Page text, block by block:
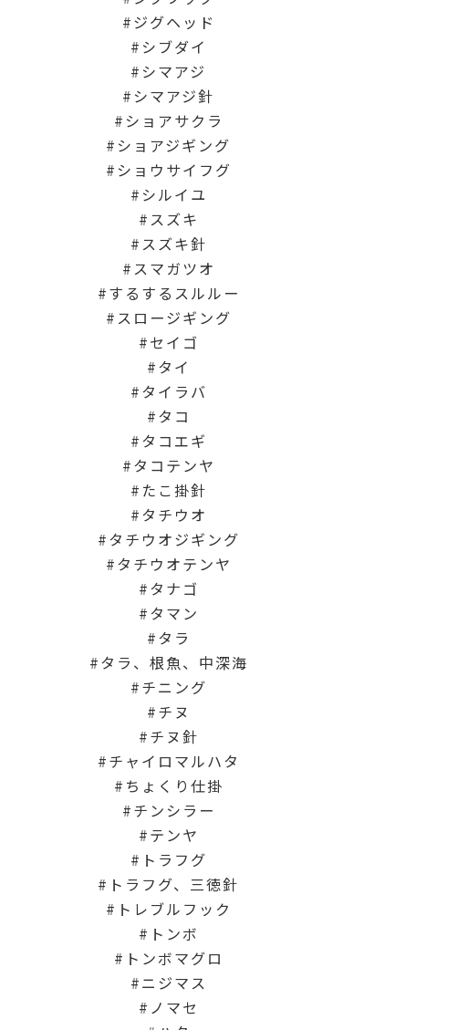
ジグヘッド
シブダイ
シマアジ
シマアジ針
ショアサクラ
ショアジギング
ショウサイフグ
シルイユ
スズキ
スズキ針
スマガツオ
するするスルルー
スロージギング
セイゴ
タイ
タイラバ
タコ
タコエギ
タコテンヤ
たこ掛針
タチウオ
タチウオジギング
タチウオテンヤ
タナゴ
タマン
タラ
タラ、根魚、中深海
チニング
チヌ
チヌ針
チャイロマルハタ
ちょくり仕掛
チンシラー
テンヤ
トラフグ
トラフグ、三徳針
トレブルフック
トンボ
トンボマグロ
ニジマス
ノマセ